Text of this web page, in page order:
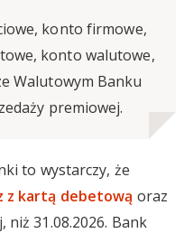
konto firmowe,
konto walutowe,
Walutowym Banku
premiowej.
to wystarczy, że
z kartą debetową oraz
31.08.2026. Bank